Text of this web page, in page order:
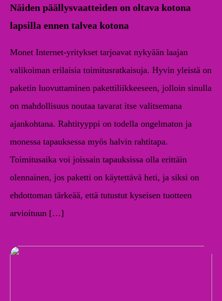
Näiden päällysvaatteiden on oltava kotona
lapsilla ennen talvea kotona
Monet Internet-yritykset tarjoavat nykyään laajan
valikoiman erilaisia toimitusratkaisuja. Hyvin yleistä on
paketin luovuttaminen pakettiliikkeeseen, jolloin sinulla
on mahdollisuus noutaa tavarat itse valitsemana
ajankohtana. Rahtityyppi on todella ongelmaton ja
monessa tapauksessa myös halvin rahtitapa.
Toimitusaika voi joissain tapauksissa olla erittäin
olennainen, jos paketti on käytettävä heti, ja siksi on
ehdottoman tärkeää, että tutustut kyseisen tuotteen
arvioituun […]